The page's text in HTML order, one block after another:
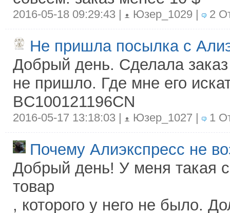
2016-05-18 09:29:43 | Юзер_1029 | 2
Не пришла посылка с
Добрый день. Сделала
не пришло. Где мне его
BC100121196CN
2016-05-17 13:18:03 | Юзер_1027 | 1
Почему Алиэкспресс не
Добрый день! У меня такая
товар
, которого у него не было.